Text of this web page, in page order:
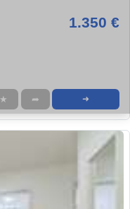
1.350 €
★ ➦ ➜